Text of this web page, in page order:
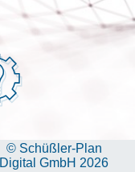
© Schüßler-Plan
Digital GmbH 2026